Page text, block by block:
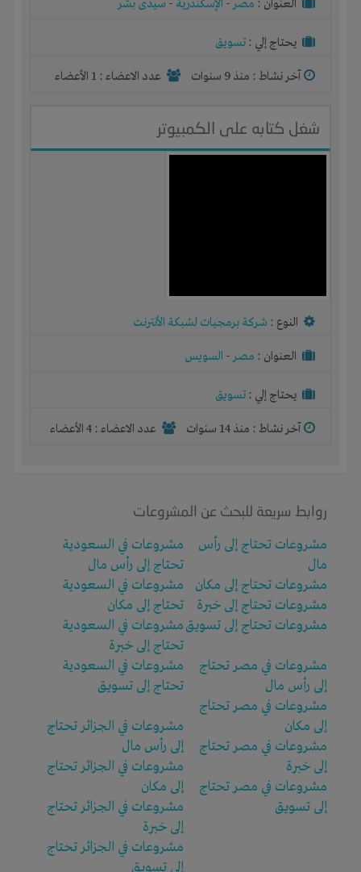
العنوان : مصر- الإسكندرية - سيدى بشر
يحتاج إلي : تسويق
آخر نشاط : منذ 9 سنوات عدد الاعضاء : 1 الأعضاء
شغل كتابه على الكمبيوتر
النوع : شركة برمجيات لشبكة الأنترنت
العنوان : مصر- السويس
يحتاج إلي : تسويق
آخر نشاط : منذ 14 سنوات عدد الاعضاء : 4 الأعضاء
روابط سريعة للبحث عن المشروعات
مشروعات تحتاج إلى رأس
مال
مشروعات تحتاج إلى مكان
مشروعات تحتاج إلى خبرة
مشروعات تحتاج إلى تسويق
مشروعات في مصر تحتاج
إلى رأس مال
مشروعات في مصر تحتاج
إلى مكان
مشروعات في مصر تحتاج
إلى خبرة
مشروعات في مصر تحتاج
إلى تسويق
مشروعات في السعودية
تحتاج إلى رأس مال
مشروعات في السعودية
تحتاج إلى مكان
مشروعات في السعودية
تحتاج إلى خبرة
مشروعات في السعودية
تحتاج إلى تسويق
مشروعات في الجزائر تحتاج
إلى رأس مال
مشروعات في الجزائر تحتاج
إلى مكان
مشروعات في الجزائر تحتاج
إلى خبرة
مشروعات في الجزائر تحتاج
إلى تسويق